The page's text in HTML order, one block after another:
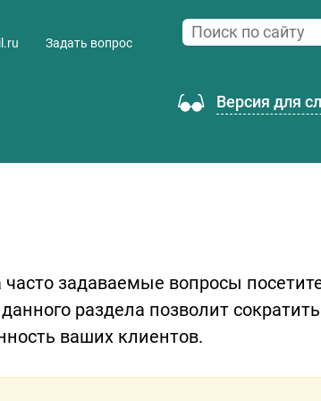
Задать вопрос
Версия для
задаваемые вопросы
раздела позволит сократить
ваших клиентов.